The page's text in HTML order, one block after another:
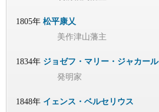
1805年 松平康乂
美作津山藩主
1834年 ジョゼフ・マリー・ジャカール
発明家
1848年 イェンス・ベルセリウス